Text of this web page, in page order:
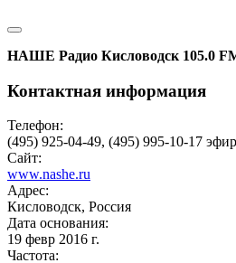
НАШЕ Радио Кисловодск 105.0
Контактная информация
Телефон:
(495) 925-04-49, (495) 995-10-17 эфир
Сайт:
www.nashe.ru
Адрес:
Кисловодск, Россия
Дата основания:
19 февр 2016 г.
Частота: